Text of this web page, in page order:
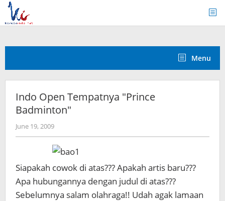
Skip
content
Menu
Indo Open Tempatnya "Prince
Badminton"
June 19, 2009by
Koreanindo
Siapakah cowok di atas??? Apakah artis baru???
Apa hubungannya dengan judul di atas???
Sebelumnya salam olahraga!! Udah agak lamaan